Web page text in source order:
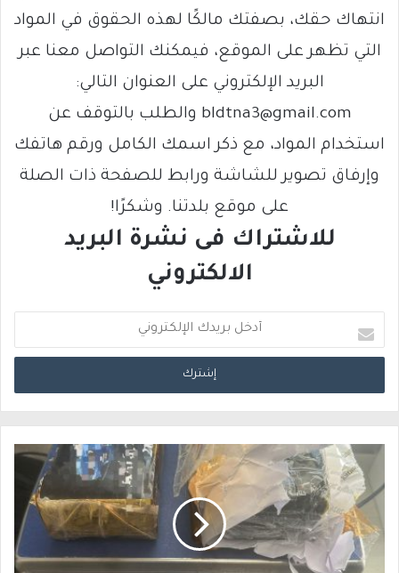
انتهاك حقك، بصفتك مالكًا لهذه الحقوق في المواد
التي تظهر على الموقع، فيمكنك التواصل معنا عبر
البريد الإلكتروني على العنوان التالي:
bldtna3@gmail.com والطلب بالتوقف عن
استخدام المواد، مع ذكر اسمك الكامل ورقم هاتفك
وإرفاق تصوير للشاشة ورابط للصفحة ذات الصلة
على موقع بلدتنا. وشكرًا!
للاشتراك فى نشرة البريد
الالكتروني
د
خ
ب
ر